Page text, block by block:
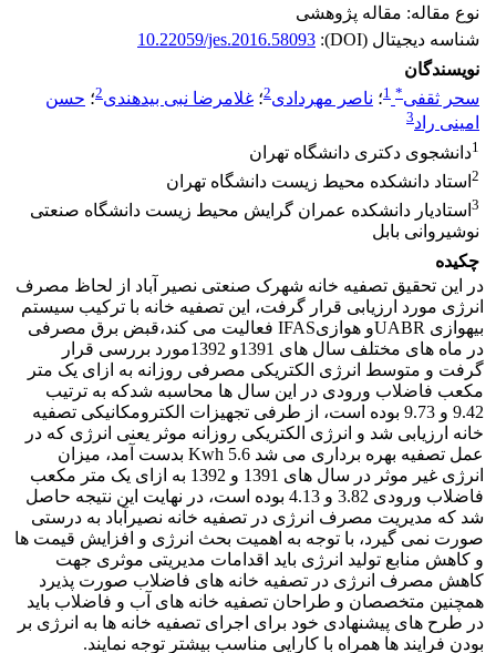
نوع مقاله: مقاله پژوهشی
شناسه دیجیتال (DOI):
10.22059/jes.2016.58093
نویسندگان
سحر ثقفی*
1؛ ناصر مهردادی2؛ غلامرضا نبی بیدهندی2؛ حسن
امینی راد3
1دانشجوی دکتری دانشگاه تهران
2 استاد دانشکده محیط زیست دانشگاه تهران
3 استادیار دانشکده عمران گرایش محیط زیست دانشگاه صنعتی
نوشیروانی بابل
چکیده
در این تحقیق تصفیه خانه شهرک صنعتی نصیر آباد از لحاظ مصرف
انرژی مورد ارزیابی قرار گرفت، این تصفیه خانه با ترکیب سیستم
بیهوازی UABRو هوازیIFAS فعالیت می کند،قبض برق مصرفی
در ماه های مختلف سال های 1391و 1392مورد بررسی قرار
گرفت و متوسط انرژی الکتریکی مصرفی روزانه به ازای یک متر
مکعب فاضلاب ورودی در این سال ها محاسبه شدکه به ترتیب
9.42 و 9.73 بوده است، از طرفی تجهیزات الکترومکانیکی تصفیه
خانه ارزیابی شد و انرژی الکتریکی روزانه موثر یعنی انرژی که در
عمل تصفیه بهره برداری می شد Kwh 5.6 بدست آمد، میزان
انرژی غیر موثر در سال های 1391 و 1392 به ازای یک متر مکعب
فاضلاب ورودی 3.82 و 4.13 بوده است، در نهایت این نتیجه حاصل
شد که مدیریت مصرف انرژی در تصفیه خانه نصیرآباد به درستی
صورت نمی گیرد، با توجه به اهمیت بحث انرژی و افزایش قیمت ها
و کاهش منابع تولید انرژی باید اقدامات مدیریتی موثری جهت
کاهش مصرف انرژی در تصفیه خانه های فاضلاب صورت پذیرد
همچنین متخصصان و طراحان تصفیه خانه های آب و فاضلاب باید
در طرح های پیشنهادی خود برای اجرای تصفیه خانه ها به انرژی بر
بودن فرایند ها همراه با کارایی مناسب بیشتر توجه نمایند.